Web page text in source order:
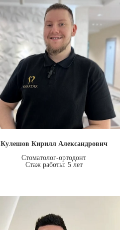
Кулешов Кирилл Александрович
Стоматолог-ортодонт
Стаж работы: 5 лет